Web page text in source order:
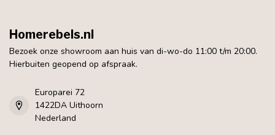
Homerebels.nl
Bezoek onze showroom aan huis van di-wo-do 11:00 t/m 20:00.
Hierbuiten geopend op afspraak.
Europarei 72
1422DA Uithoorn
Nederland